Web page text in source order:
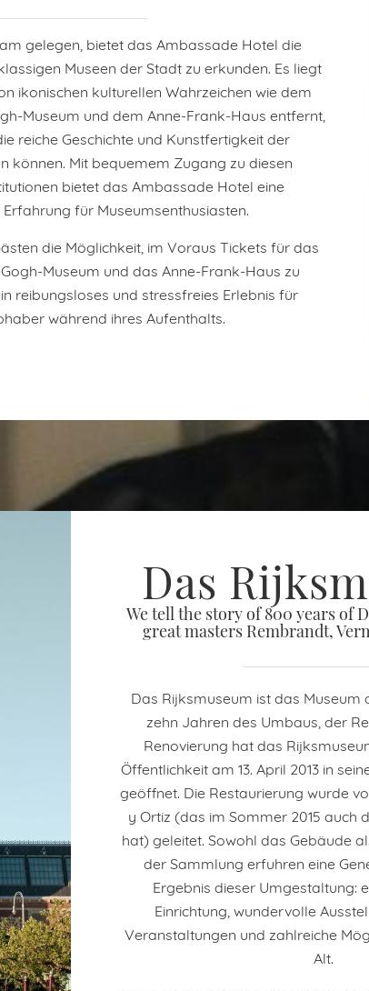
gelegen, bietet das Ambassade Hotel die
Museen der Stadt zu erkunden. Es liegt
ikonischen kulturellen Wahrzeichen wie dem
Museum und dem Anne-Frank-Haus entfernt,
reiche Geschichte und Kunstfertigkeit der
können. Mit bequemem Zugang zu diesen
bietet das Ambassade Hotel eine
für Museumsenthusiasten.
die Möglichkeit, im Voraus Tickets für das
Museum und das Anne-Frank-Haus zu
reibungsloses und stressfreies Erlebnis für
während ihres Aufenthalts.
Das
We tell the story of 800 years of
great masters Rembrandt,
Das Rijksmuseum ist das Museum
zehn Jahren des Umbaus, der
Renovierung hat das
Öffentlichkeit am 13. April 2013 in
geöffnet. Die Restaurierung wurde
y Ortiz (das im Sommer 2015 auch
hat) geleitet. Sowohl das Gebäude
der Sammlung erfuhren eine
Ergebnis dieser Umgestaltung:
Einrichtung, wundervolle
Veranstaltungen und zahlreiche
Alt.